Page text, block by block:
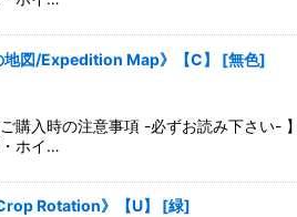
地図/Expedition Map》【C】 [無色]
ご購入時の注意事項 -必ずお読み下さい
ホイ…
Rotation》【U】 [緑]